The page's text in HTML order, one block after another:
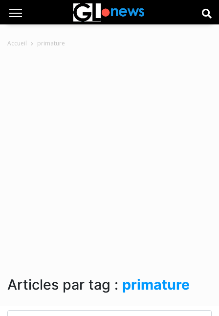
Accueil primature
Articles par tag : primature